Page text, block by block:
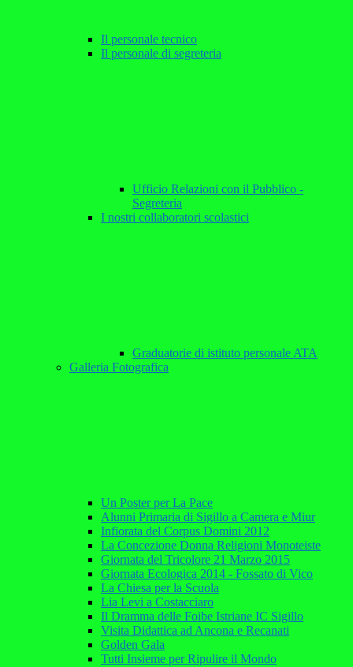
Il personale tecnico
Il personale di segreteria
Ufficio Relazioni con il Pubblico -
Segreteria
I nostri collaboratori scolastici
Graduatorie di istituto personale ATA
Galleria Fotografica
Un Poster per La Pace
Alunni Primaria di Sigillo a Camera e Miur
Infiorata del Corpus Domini 2012
La Concezione Donna Religioni Monoteiste
Giornata del Tricolore 21 Marzo 2015
Giornata Ecologica 2014 - Fossato di Vico
La Chiesa per la Scuola
Lia Levi a Costacciaro
Il Dramma delle Foibe Istriane IC Sigillo
Visita Didattica ad Ancona e Recanati
Golden Gala
Tutti Insieme per Ripulire il Mondo